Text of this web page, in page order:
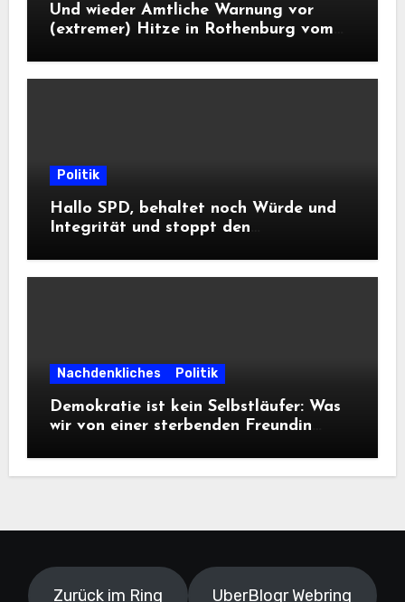
Und wieder Amtliche Warnung vor
(extremer) Hitze in Rothenburg vom
Politik
Hallo SPD, behaltet noch Würde und
Integrität und stoppt den
Informationsfreiheit!
Nachdenkliches Politik
Demokratie ist kein Selbstläufer: Was
wir von einer sterbenden Freundin
Zurück im Ring UberBlogr Webring